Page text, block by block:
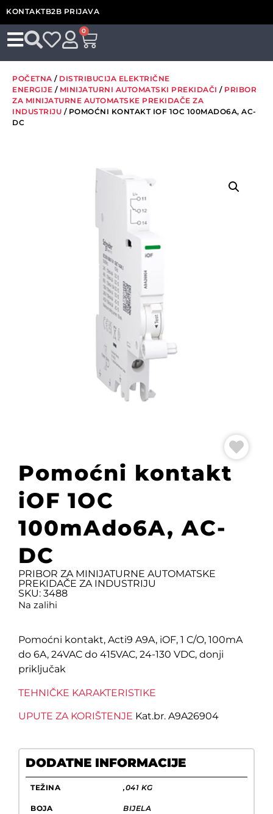
KONTAKTB2B PRIJAVA
0
POČETNA / DISTRIBUCIJA ELEKTRIČNE
ENERGIJE / MINIJATURNI AUTOMATSKI PREKIDAČI / PRIBOR
ZA MINIJATURNE AUTOMATSKE PREKIDAČE ZA
INDUSTRIJU / POMOĆNI KONTAKT IOF 1OC 100MADO6A, AC-
DC
Pomoćni kontakt
iOF 1OC
100mAdo6A, AC-
DC
PRIBOR ZA MINIJATURNE AUTOMATSKE
PREKIDAČE ZA INDUSTRIJU
SKU: 3488
Na zalihi
Pomoćni kontakt, Acti9 A9A, iOF, 1 C/O, 100mA
do 6A, 24VAC do 415VAC, 24-130 VDC, donji
priključak
TEHNIČKE KARAKTERISTIKE
UPUTE ZA KORIŠTENJE Kat.br. A9A26904
DODATNE INFORMACIJE
TEŽINA ,041 KG
BOJA BIJELA